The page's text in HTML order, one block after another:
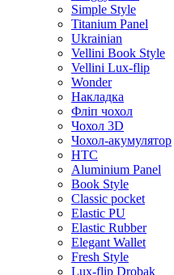
Simple Style
Titanium Panel
Ukrainian
Vellini Book Style
Vellini Lux-flip
Wonder
Накладка
Фліп чохол
Чохол 3D
Чохол-акумулятор
HTC
Aluminium Panel
Book Style
Classic pocket
Elastic PU
Elastic Rubber
Elegant Wallet
Fresh Style
Lux-flip Drobak